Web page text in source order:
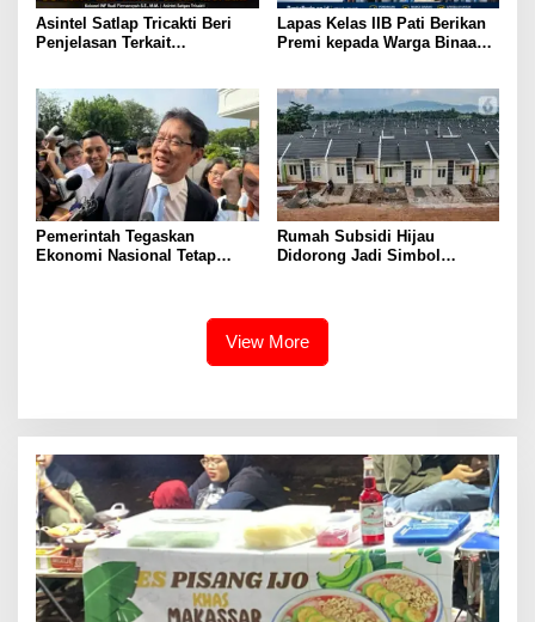
Asintel Satlap Tricakti Beri
Penjelasan Terkait
Lapas Kelas IIB Pati Berikan
Premi kepada Warga Binaan
Periode Juli 2026
Pemerintah Tegaskan
Ekonomi Nasional Tetap
Rumah Subsidi Hijau
Didorong Jadi Simbol
View More